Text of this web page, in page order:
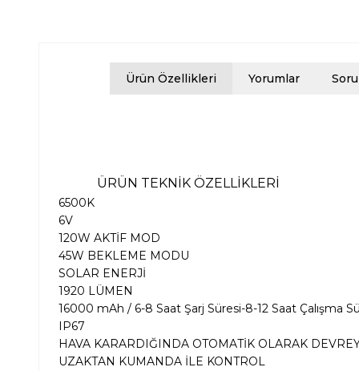
Ürün Özellikleri Yorumlar
ÜRÜN TEKNİK ÖZELLİKLERİ
6500K
6V
120W AKTİF MOD
45W BEKLEME MODU
SOLAR ENERJİ
1920 LÜMEN
16000 mAh / 6-8 Saat Şarj Süresi-8-12 Saat Çalışma
IP67
HAVA KARARDIĞINDA OTOMATİK OLARAK
UZAKTAN KUMANDA İLE KONTROL